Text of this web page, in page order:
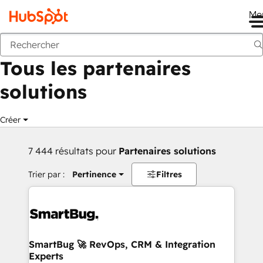
Retour
Tous les partenaires
solutions
Créer
7 444 résultats pour Partenaires solutions
Trier par : Pertinence Filtres
SmartBug 🚀 RevOps, CRM & Integration
Experts